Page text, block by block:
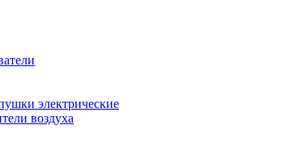
электрические
воздуха